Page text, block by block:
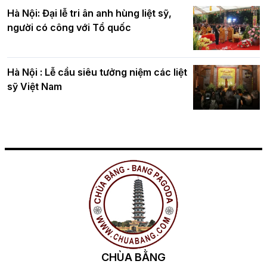
Hà Nội: Đại lễ tri ân anh hùng liệt sỹ,
người có công với Tổ quốc
Hà Nội : Lễ cầu siêu tưởng niệm các liệt
sỹ Việt Nam
CHÙA BẰNG